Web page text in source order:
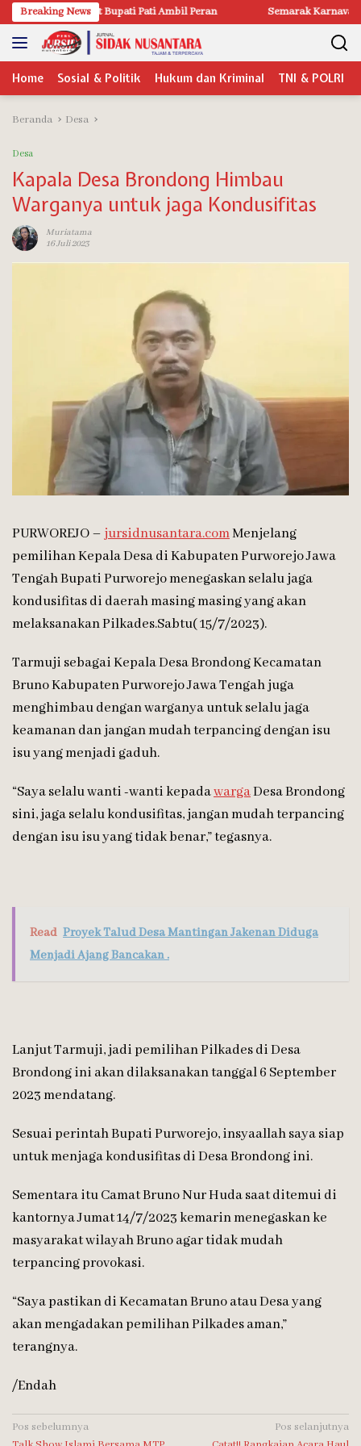
Langsung
ke
konten
Breaking News
Plt Bupati Pati Ambil Peran Semarak Karnaval Budaya Adhi
Home Sosial & Politik Hukum dan Kriminal TNI & POLRI
Beranda Desa
Desa
Kapala Desa Brondong Himbau
Warganya untuk jaga Kondusifitas
Muriatama
16 Juli 2023
PURWOREJO – jursidnusantara.comMenjelang
pemilihan Kepala Desa di Kabupaten Purworejo Jawa
Tengah Bupati Purworejo menegaskan selalu jaga
kondusifitas di daerah masing masing yang akan
melaksanakan Pilkades.Sabtu( 15/7/2023).
Tarmuji sebagai Kepala Desa Brondong Kecamatan
Bruno Kabupaten Purworejo Jawa Tengah juga
menghimbau dengan warganya untuk selalu jaga
keamanan dan jangan mudah terpancing dengan isu
isu yang menjadi gaduh.
“Saya selalu wanti -wanti kepadawargaDesa Brondong
sini, jaga selalu kondusifitas, jangan mudah terpancing
dengan isu isu yang tidak benar,” tegasnya.
Read Proyek Talud Desa Mantingan Jakenan Diduga
Menjadi Ajang Bancakan .
Lanjut Tarmuji, jadi pemilihan Pilkades di Desa
Brondong ini akan dilaksanakan tanggal 6 September
2023 mendatang.
Sesuai perintah Bupati Purworejo, insyaallah saya siap
untuk menjaga kondusifitas di Desa Brondong ini.
Sementara itu Camat Bruno Nur Huda saat ditemui di
kantornya Jumat 14/7/2023 kemarin menegaskan ke
masyarakat wilayah Bruno agar tidak mudah
terpancing provokasi.
“Saya pastikan di Kecamatan Bruno atau Desa yang
akan mengadakan pemilihan Pilkades aman,”
terangnya.
/Endah
Navigasi
Pos sebelumnya
Pos selanjutnya